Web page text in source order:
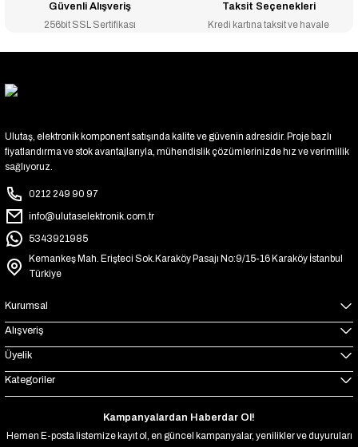
Güvenli Alışveriş
256bit SSL Sertifikası
Taksit Seçenekleri
Kredi kartına taksit ve havale
Ulutaş, elektronik komponent satışında kalite ve güvenin adresidir. Proje bazlı
fiyatlandırma ve stok avantajlarıyla, mühendislik çözümlerinizde hız ve verimlilik
sağlıyoruz.
0212 249 90 97
info@ulutaselektronik.com.tr
5343921985
Kemankeş Mah. Erişteci Sok.Karaköy Pasajı No:9/15-16 Karaköy İstanbul
Türkiye
Kurumsal
Alışveriş
Üyelik
Kategoriler
Kampanyalardan Haberdar Ol!
Hemen E-posta listemize kayıt ol, en güncel kampanyalar, yenilikler ve duyuruları